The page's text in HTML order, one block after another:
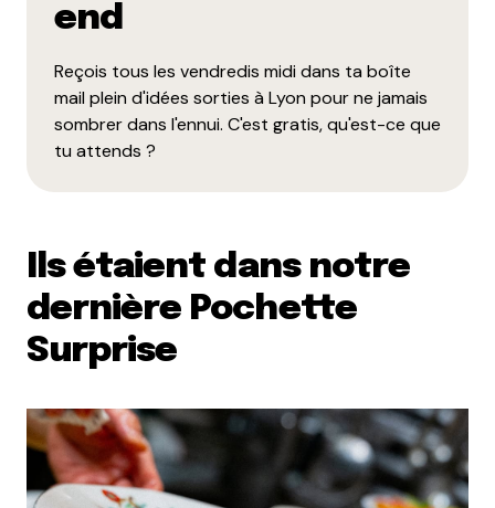
end
Reçois tous les vendredis midi dans ta boîte
mail plein d'idées sorties à Lyon pour ne jamais
sombrer dans l'ennui. C'est gratis, qu'est-ce que
tu attends ?
Ils étaient dans notre
dernière Pochette
Surprise